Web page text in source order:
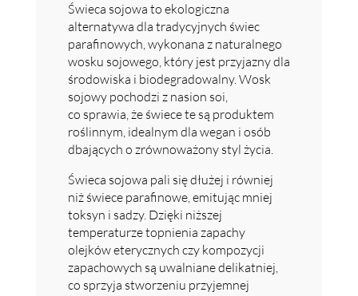
Świeca sojowa to ekologiczna
alternatywa dla tradycyjnych świec
parafinowych, wykonana z naturalnego
wosku sojowego, który jest przyjazny dla
środowiska i biodegradowalny. Wosk
sojowy pochodzi z nasion soi,
co sprawia, że świece te są produktem
roślinnym, idealnym dla wegan i osób
dbających o zrównoważony styl życia.
Świeca sojowa pali się dłużej i równiej
niż świece parafinowe, emitując mniej
toksyn i sadzy. Dzięki niższej
temperaturze topnienia zapachy
olejków eterycznych czy kompozycji
zapachowych są uwalniane delikatniej,
co sprzyja stworzeniu przyjemnej